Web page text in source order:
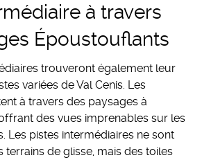
à travers
Époustouflants
trouveront également leur
variées de Val Cenis. Les
à travers des paysages à
des vues imprenables sur les
Les pistes intermédiaires ne sont
terrains de glisse, mais des toiles